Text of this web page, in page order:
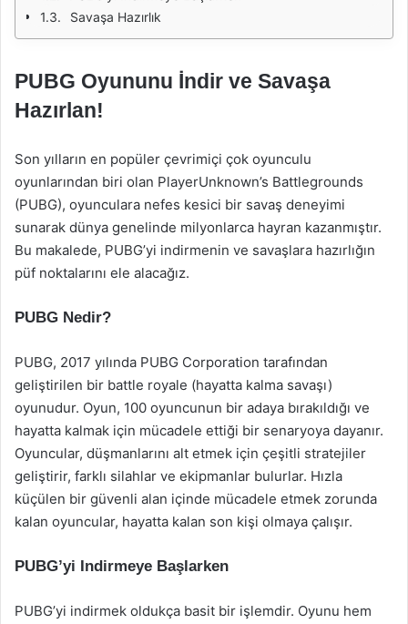
Savaşa Hazırlık
PUBG Oyununu İndir ve Savaşa
Hazırlan!
Son yılların en popüler çevrimiçi çok oyunculu
oyunlarından biri olan PlayerUnknown’s Battlegrounds
(PUBG), oyunculara nefes kesici bir savaş deneyimi
sunarak dünya genelinde milyonlarca hayran kazanmıştır.
Bu makalede, PUBG’yi indirmenin ve savaşlara hazırlığın
püf noktalarını ele alacağız.
PUBG Nedir?
PUBG, 2017 yılında PUBG Corporation tarafından
geliştirilen bir battle royale (hayatta kalma savaşı)
oyunudur. Oyun, 100 oyuncunun bir adaya bırakıldığı ve
hayatta kalmak için mücadele ettiği bir senaryoya dayanır.
Oyuncular, düşmanlarını alt etmek için çeşitli stratejiler
geliştirir, farklı silahlar ve ekipmanlar bulurlar. Hızla
küçülen bir güvenli alan içinde mücadele etmek zorunda
kalan oyuncular, hayatta kalan son kişi olmaya çalışır.
PUBG’yi Indirmeye Başlarken
PUBG’yi indirmek oldukça basit bir işlemdir. Oyunu hem